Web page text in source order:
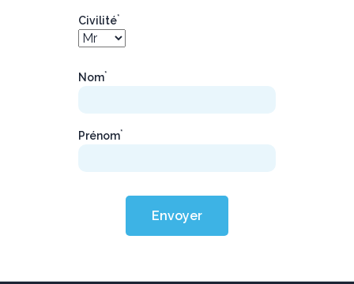
Civilité*
Nom*
Prénom*
Envoyer